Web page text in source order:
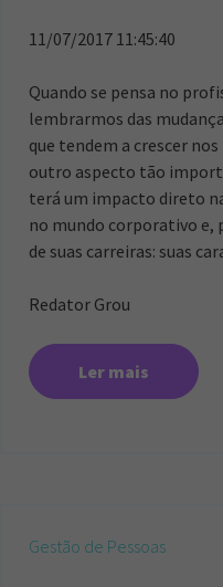
11/07/2017 11:45:40
Quando se pensa no
lembrarmos das
que tendem a crescer
outro aspecto tão
terá um impacto direto
no mundo corporativo e,
de suas carreiras: suas
Redator Grou
Ler mais
Gestão de Pessoas